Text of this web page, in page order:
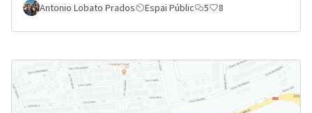
Antonio Lobato Prados Espai Públic 5 8